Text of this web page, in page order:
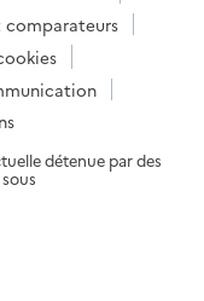
comparateurs
détenue par des